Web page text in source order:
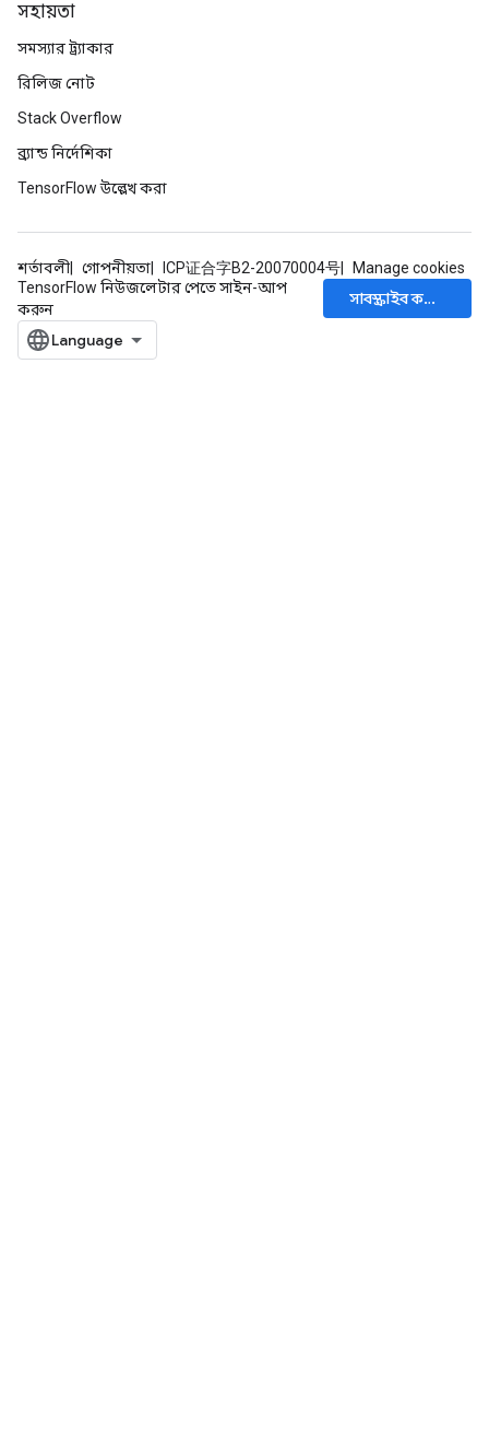
সহায়তা
সমস্যার ট্র্যাকার
রিলিজ নোট
Stack Overflow
ব্র্যান্ড নির্দেশিকা
TensorFlow উল্লেখ করা
শর্তাবলী গোপনীয়তা ICP证合字B2-20070004号
Manage cookies
TensorFlow নিউজলেটার পেতে সাইন-আপ
করুন
সাবস্ক্রাইব করুন